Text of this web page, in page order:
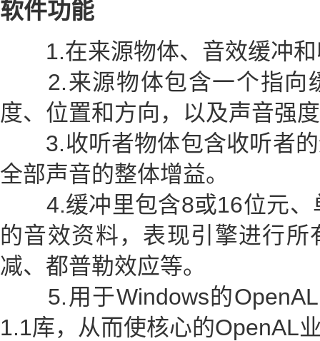
软件功能
1.在来源物体、音效缓冲和
2.来源物体包含一个指向
度、位置和方向，以及声音强
3.收听者物体包含收听者的
全部声音的整体增益。
4.缓冲里包含8或16位元、
的音效资料，表现引擎进行
减、都普勒效应等。
5.用于Windows的OpenAL
1.1库，从而使核心的OpenAL